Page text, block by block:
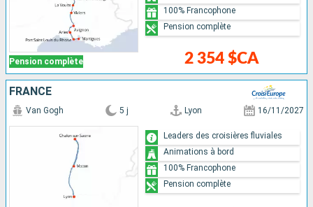
Pension complète 2 354 $CA
100% Francophone
Pension complète
FRANCE
Van Gogh 5 j Lyon 16/11/2027
Leaders des croisières fluviales
Animations à bord
100% Francophone
Pension complète